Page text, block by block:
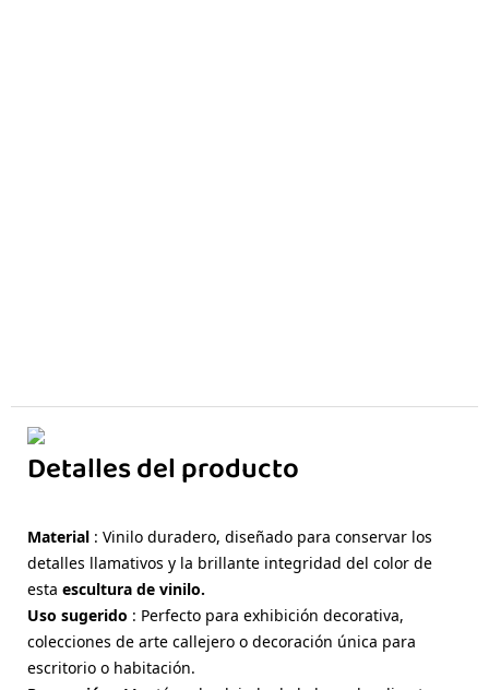
Detalles del producto
Material : Vinilo duradero, diseñado para conservar los
detalles llamativos y la brillante integridad del color de
esta escultura de vinilo.
Uso sugerido : Perfecto para exhibición decorativa,
colecciones de arte callejero o decoración única para
escritorio o habitación.